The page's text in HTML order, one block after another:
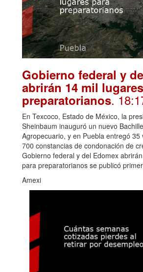
Gobierno federal y
abrirán 14 mil
preparatorianos.
En Texcoco, Estado de México, la
Sheinbaum inauguró un nuevo
Agropecuario, y en Puebla entregó 35
700 constancias de condonación de
Gobierno federal y del Edomex
para preparatorianos se publicó
Amexi